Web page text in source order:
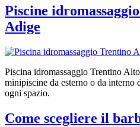
Piscine
Adige
Piscina idromassaggio Trentino
minipiscine da esterno o da interno
ogni spazio.
Come scegliere il